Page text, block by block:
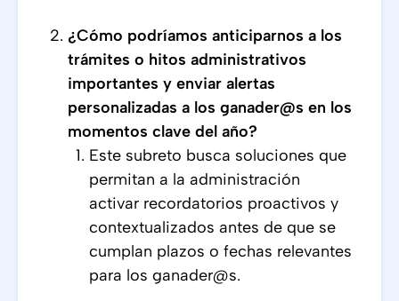
¿Cómo podríamos anticiparnos a los
trámites o hitos administrativos
importantes y enviar alertas
personalizadas a los ganader@s en los
momentos clave del año?
Este subreto busca soluciones que
permitan a la administración
activar recordatorios proactivos y
contextualizados antes de que se
cumplan plazos o fechas relevantes
para los ganader@s.